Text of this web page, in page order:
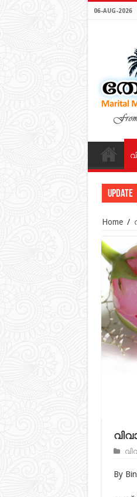
06-AUG-2026
Update
Home /
By